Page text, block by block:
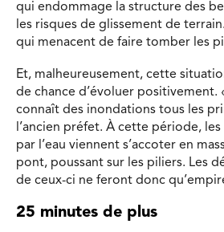
qui endommage la structure des
les risques de glissement de
qui menacent de faire tomber les
Et, malheureusement, cette
de chance d’évoluer positivement.
connaît des inondations tous les
l’ancien préfet. À cette période,
par l’eau viennent s’accoter en
pont, poussant sur les piliers. Les
de ceux-ci ne feront donc
25 minutes de plus